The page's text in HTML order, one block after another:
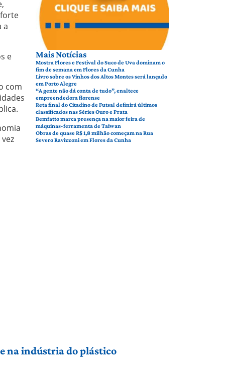
a
e
com
Mais Notícias
Mostra Flores e Festival do Suco de Uva dominam o
fim de semana em Flores da Cunha
Livro sobre os Vinhos dos Altos Montes será lançado
em Porto Alegre
“A gente não dá conta de tudo”, enaltece
empreendedora florense
Reta final do Citadino de Futsal definirá últimos
classificados nas Séries Ouro e Prata
Bemfatto marca presença na maior feira de
máquinas-ferramenta de Taiwan
Obras de quase R$ 1,8 milhão começam na Rua
Severo Ravizzoni em Flores da Cunha
na indústria do plástico